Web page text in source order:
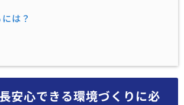
は？
安心できる環境づくりに必